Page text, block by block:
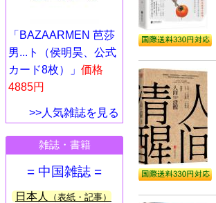
「BAZAARMEN 芭莎
男...ト（侯明昊、公式
カード8枚）」 価格
4885円
>>人気雑誌を見る
雑誌・書籍
= 中国雑誌 =
日本人 （表紙・記事）